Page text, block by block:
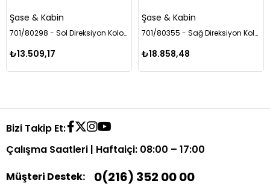
Şase & Kabin
701/80298 - Sol Direksiyon Kolon Anahtarı Powershift (Kabin Tipi)
₺13.509,17
Şase & Kabin
701/80355 - Sağ Direksiyon Kolon Anahtarı
₺18.858,48
Bizi Takip Et:
Çalışma Saatleri | Haftaiçi: 08:00 – 17:00
Müşteri Destek:
0(216) 352 00 00